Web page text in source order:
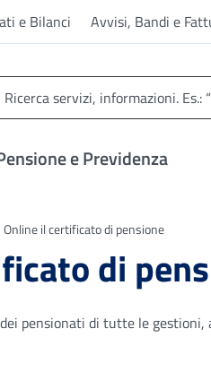
e Bilanci Avvisi, Bandi e
e Previdenza
Online il certificato di pensione
di
pensionati di tutte le gestioni,